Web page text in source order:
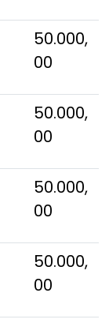
50.000,
00
50.000,
00
50.000,
00
50.000,
00